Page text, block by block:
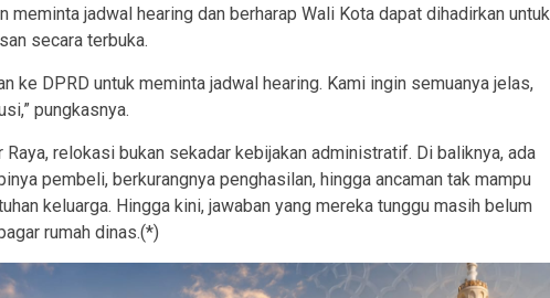
meminta jadwal hearing dan berharap Wali Kota dapat dihadirkan untuk
secara terbuka.
ke DPRD untuk meminta jadwal hearing. Kami ingin semuanya jelas,
pungkasnya.
Raya, relokasi bukan sekadar kebijakan administratif. Di baliknya, ada
pembeli, berkurangnya penghasilan, hingga ancaman tak mampu
keluarga. Hingga kini, jawaban yang mereka tunggu masih belum
rumah dinas.(*)